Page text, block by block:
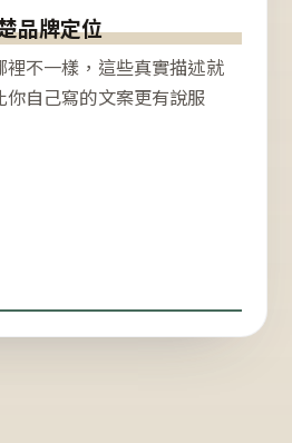
品牌定位
不一樣，這些真實描述就
自己寫的文案更有說服